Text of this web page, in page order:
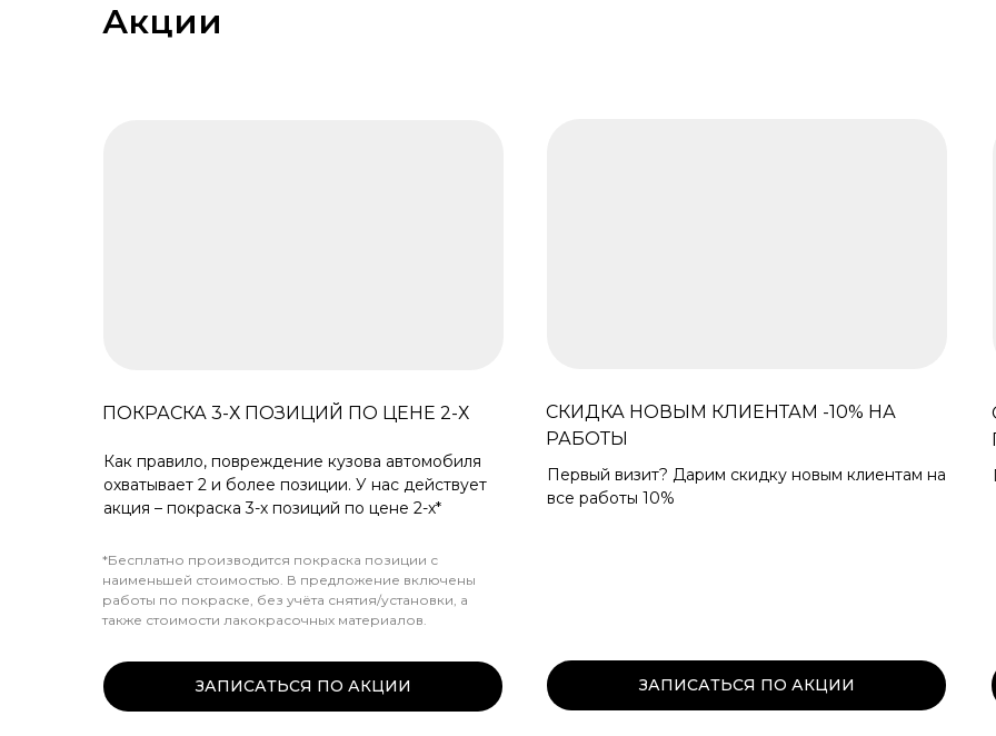
Акции
СКИДКА НОВЫМ КЛИЕНТАМ -10% НА
РАБОТЫ
Первый визит? Дарим скидку новым клиентам на
все работы 10%
ЗАПИСАТЬСЯ ПО АКЦИИ
ПОКРАСКА 3-Х ПОЗИЦИЙ ПО ЦЕНЕ 2-Х
*Бесплатно производится покраска позиции с
наименьшей стоимостью. В предложение включены
работы по покраске, без учёта снятия/установки, а
также стоимости лакокрасочных материалов.
Как правило, повреждение кузова автомобиля
охватывает 2 и более позиции. У нас действует
акция – покраска 3-х позиций по цене 2-х*
ЗАПИСАТЬСЯ ПО АКЦИИ